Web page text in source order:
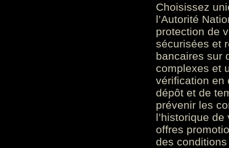
Choisissez
l’Autorité
protection de
sécurisées et
bancaires sur
complexes et
vérification en
dépôt et de
prévenir les
l’historique
offres
des